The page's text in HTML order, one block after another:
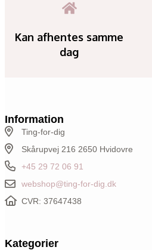
Kan afhentes samme
dag
Information
Ting-for-dig
Skårupvej 216 2650 Hvidovre
+45 29 72 06 91
webshop@ting-for-dig.dk
CVR: 37647438
Kategorier